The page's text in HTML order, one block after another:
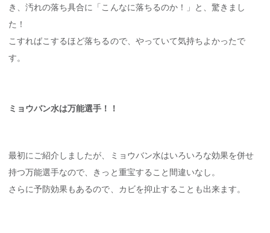
き、汚れの落ち具合に「こんなに落ちるのか！」と、驚きまし
た！
こすればこするほど落ちるので、やっていて気持ちよかったで
す。
ミョウバン水は万能選手！！
最初にご紹介しましたが、ミョウバン水はいろいろな効果を併せ
持つ万能選手なので、きっと重宝すること間違いなし。
さらに予防効果もあるので、カビを抑止することも出来ます。